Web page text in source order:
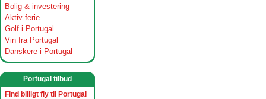
Bolig & investering
Aktiv ferie
Golf i Portugal
Vin fra Portugal
Danskere i Portugal
Portugal tilbud
Find billigt fly til Portugal